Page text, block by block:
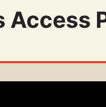
Access